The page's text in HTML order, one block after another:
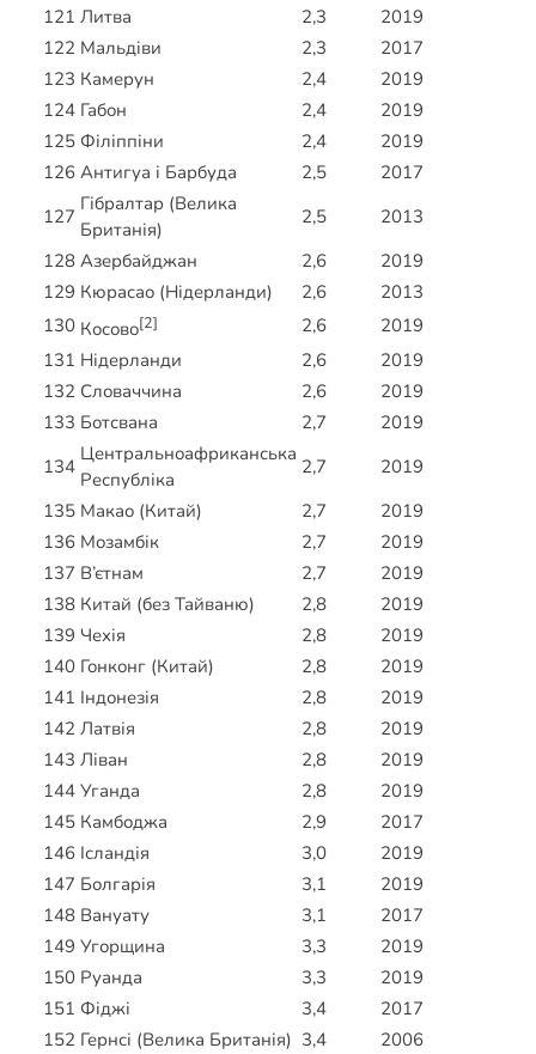
121 Литва 2,3
2019
122 Мальдіви 2,3
2017
123 Камерун 2,4
2019
124 Габон 2,4
2019
125 Філіппіни 2,4
2019
126 Антигуа і Барбуда 2,5
2017
127
Гібралтар (Велика
Британія)
2,5
2013
128 Азербайджан 2,6
2019
129 Кюрасао (Нідерланди) 2,6
2013
130 Косово[2] 2,6
2019
131 Нідерланди 2,6
2019
132 Словаччина 2,6
2019
133 Ботсвана 2,7
2019
134
Центральноафриканська
Республіка
2,7
2019
135 Макао (Китай) 2,7
2019
136 Мозамбік 2,7
2019
137 В’єтнам 2,7
2019
138 Китай (без Тайваню) 2,8
2019
139 Чехія 2,8
2019
140 Гонконг (Китай) 2,8
2019
141 Індонезія 2,8
2019
142 Латвія 2,8
2019
143 Ліван 2,8
2019
144 Уганда 2,8
2019
145 Камбоджа 2,9
2017
146 Ісландія 3,0
2019
147 Болгарія 3,1
2019
148 Вануату 3,1
2017
149 Угорщина 3,3
2019
150 Руанда 3,3
2019
151 Фіджі 3,4
2017
152 Гернсі (Велика Британія) 3,4
2006